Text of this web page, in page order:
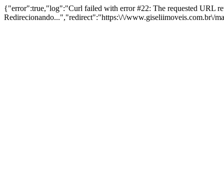
{"error":true,"log":"Curl failed with error #22: The requested URL
Redirecionando...","redirect":"https:\/\/www.giseliimoveis.com.br\/